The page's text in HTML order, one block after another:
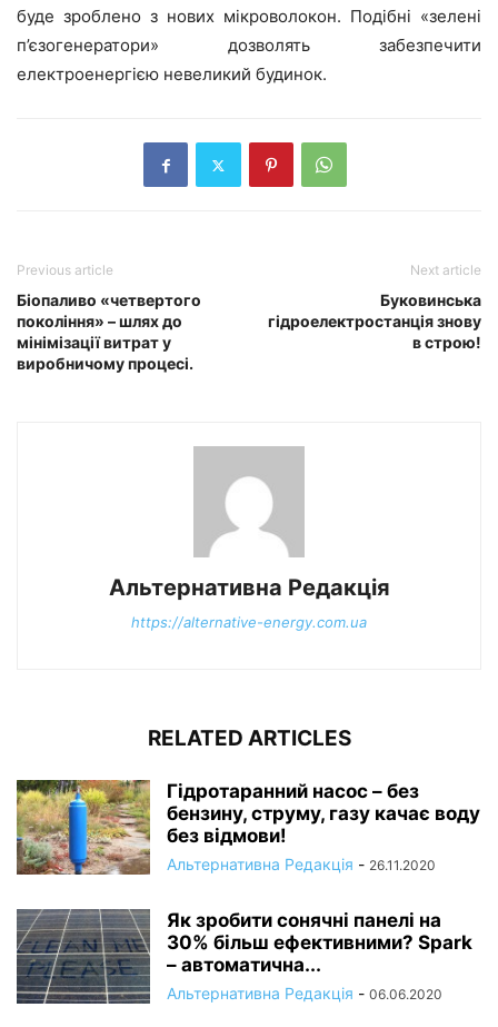
буде зроблено з нових мікроволокон. Подібні «зелені
п’єзогенератори» дозволять забезпечити
електроенергією невеликий будинок.
Previous article
Біопаливо «четвертого
покоління» – шлях до
мінімізації витрат у
виробничому процесі.
Next article
Буковинська
гідроелектростанція знову
в строю!
Альтернативна Редакція
https://alternative-energy.com.ua
RELATED ARTICLES
Гідротаранний насос – без
бензину, струму, газу качає воду
без відмови!
Альтернативна Редакція - 26.11.2020
Як зробити сонячні панелі на
30% більш ефективними? Spark
– автоматична...
Альтернативна Редакція - 06.06.2020